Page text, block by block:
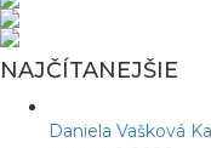
NAJČÍTANEJŠIE
Daniela Vašková